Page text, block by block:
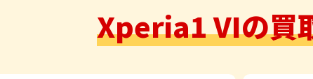
Xperia1 VIの買